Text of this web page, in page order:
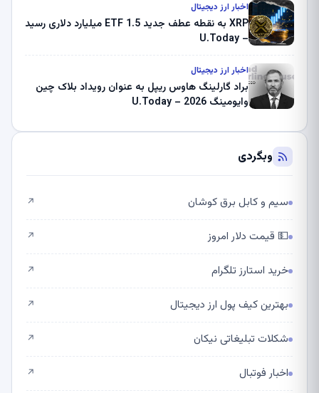
اخبار ارز دیجیتال
XRP به نقطه عطف جدید ETF 1.5 میلیارد دلاری رسید
– U.Today
اخبار ارز دیجیتال
براد گارلینگ هاوس ریپل به عنوان رویداد بلاک چین
وایومینگ 2026 – U.Today
وبگردی
سیم و کابل برق کوشان ↗
💵 قیمت دلار امروز ↗
خرید استارز تلگرام ↗
بهترین کیف پول ارز دیجیتال ↗
شکلات تبلیغاتی نیکان ↗
اخبار فوتبال ↗